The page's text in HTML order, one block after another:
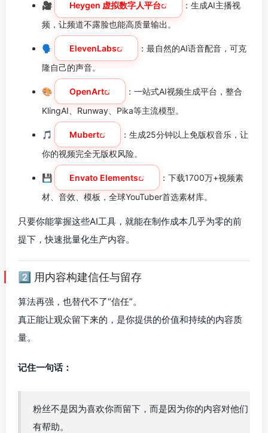
🎥 Heygen 虚拟数字人平台
：生成AI主播视
频，让频道不露脸也能高质量输出。
🗣️ ElevenLabs
：最自然的AI语音配音，可克
隆自己的声音。
🎨 OpenArt
：一站式AI视频生成平台，整合
KlingAI、Runway、Pika等主流模型。
🎵 Mubert
：生成25分钟以上免版权音乐，让
你的视频完全无版权风险。
💾 Envato Elements
：下载1700万+视频素
材、音效、模板，全球YouTuber首选素材库。
只要你能掌握这些AI工具，就能在制作成本几乎为零的前
提下，快速批量化生产内容。
2️⃣ 用内容构建信任与留存
算法再强，也替代不了“信任”。
真正能让观众留下来的，是你提供的价值和持续的内容质
量。
记住一句话：
粉丝不是因为喜欢你而留下，而是因为你的内容对他们
有帮助。